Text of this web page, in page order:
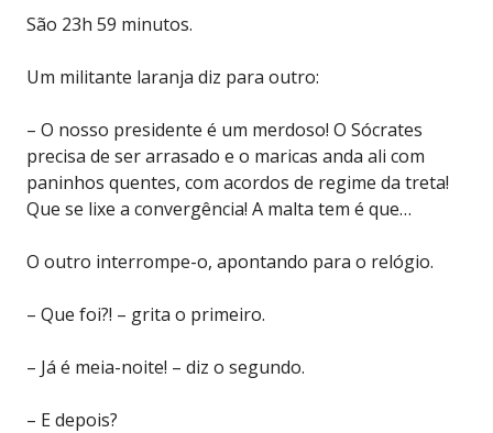
São 23h 59 minutos.
Um militante laranja diz para outro:
– O nosso presidente é um merdoso! O Sócrates
precisa de ser arrasado e o maricas anda ali com
paninhos quentes, com acordos de regime da treta!
Que se lixe a convergência! A malta tem é que…
O outro interrompe-o, apontando para o relógio.
– Que foi?! – grita o primeiro.
– Já é meia-noite! – diz o segundo.
– E depois?